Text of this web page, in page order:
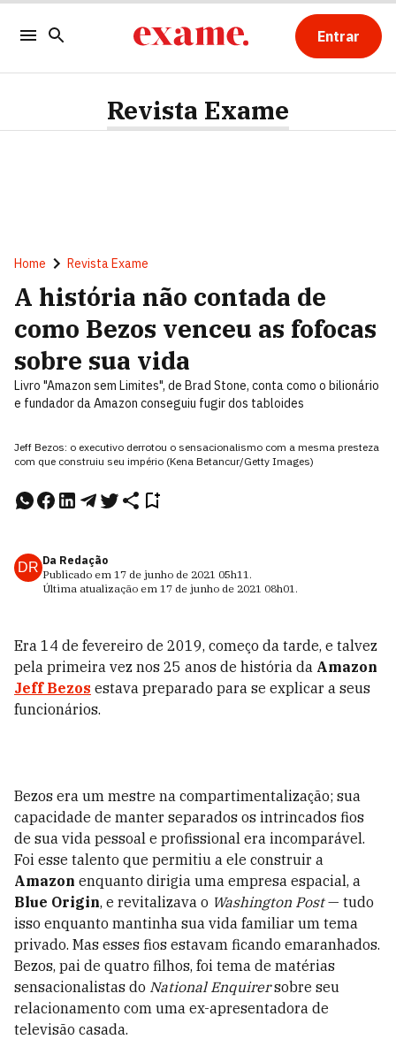
Entrar
Revista Exame
Home Revista Exame
A história não contada de
como Bezos venceu as fofocas
sobre sua vida
Livro "Amazon sem Limites", de Brad Stone, conta como o bilionário
e fundador da Amazon conseguiu fugir dos tabloides
Jeff Bezos: o executivo derrotou o sensacionalismo com a mesma presteza
com que construiu seu império (Kena Betancur/Getty Images)
DR Da Redação
Publicado em 17 de junho de 2021 05h11.
Última atualização em 17 de junho de 2021 08h01.
Era 14 de fevereiro de 2019, começo da tarde, e talvez
pela primeira vez nos 25 anos de história da Amazon
Jeff Bezos estava preparado para se explicar a seus
funcionários.
Bezos era um mestre na compartimentalização; sua
capacidade de manter separados os intrincados fios
de sua vida pessoal e profissional era incomparável.
Foi esse talento que permitiu a ele construir a
Amazon enquanto dirigia uma empresa espacial, a
Blue Origin, e revitalizava o Washington Post— tudo
isso enquanto mantinha sua vida familiar um tema
privado. Mas esses fios estavam ficando emaranhados.
Bezos, pai de quatro filhos, foi tema de matérias
sensacionalistas do National Enquirersobre seu
relacionamento com uma ex-apresentadora de
televisão casada.